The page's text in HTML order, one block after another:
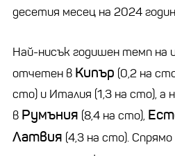
десетия месец на 2024
Най-нисък годишен темп на
отчетен в Кипър (0,2 на
сто) и Италия (1,3 на сто), а
в Румъния (8,4 на сто),
Латвия (4,3 на сто).